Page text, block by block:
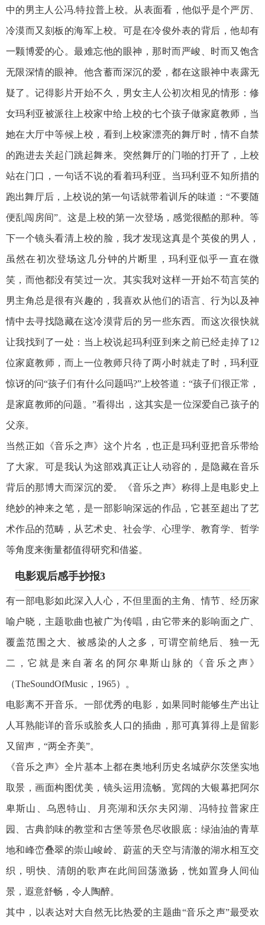
中的男主人公冯.特拉普上校。从表面看，他似乎是个严厉、
冷漠而又刻板的海军上校。可是在冷俊外表的背后，他却有
一颗博爱的心。最难忘他的眼神，那时而严峻、时而又饱含
无限深情的眼神。他含蓄而深沉的爱，都在这眼神中表露无
疑了。记得影片开始不久，男女主人公初次相见的情形：修
女玛利亚被派往上校家中给上校的七个孩子做家庭教师，当
她在大厅中等候上校，看到上校家漂亮的舞厅时，情不自禁
的跑进去关起门跳起舞来。突然舞厅的门啪的打开了，上校
站在门口，一句话不说的看着玛利亚。当玛利亚不知所措的
跑出舞厅后，上校说的第一句话就带着训斥的味道：“不要随
便乱闯房间”。这是上校的第一次登场，感觉很酷的那种。等
下一个镜头看清上校的脸，我才发现这真是个英俊的男人，
虽然在初次登场这几分钟的片断里，玛利亚似乎一直在微
笑，而他都没有笑过一次。其实我对这样一开始不苟言笑的
男主角总是很有兴趣的，我喜欢从他们的语言、行为以及神
情中去寻找隐藏在这冷漠背后的另一些东西。而这次很快就
让我找到了一处：当上校说起玛利亚到来之前已经走掉了12
位家庭教师，而上一位教师只待了两小时就走了时，玛利亚
惊讶的问“孩子们有什么问题吗?”上校答道：“孩子们很正常，
是家庭教师的问题。”看得出，这其实是一位深爱自己孩子的
父亲。
当然正如《音乐之声》这个片名，也正是玛利亚把音乐带给
了大家。可是我认为这部戏真正让人动容的，是隐藏在音乐
背后的那博大而深沉的爱。《音乐之声》称得上是电影史上
绝妙的神来之笔，是一部影响深远的作品，它甚至超出了艺
术作品的范畴，从艺术史、社会学、心理学、教育学、哲学
等角度来衡量都值得研究和借鉴。
电影观后感手抄报3
有一部电影如此深入人心，不但里面的主角、情节、经历家
喻户晓，主题歌曲也被广为传唱，由它带来的影响面之广、
覆盖范围之大、被感染的人之多，可谓空前绝后、独一无
二，它就是来自著名的阿尔卑斯山脉的《音乐之声》
（TheSoundOfMusic，1965）。
电影离不开音乐。一部优秀的电影，如果同时能够生产出让
人耳熟能详的音乐或脍炙人口的插曲，那可真算得上是留影
又留声，“两全齐美”。
《音乐之声》全片基本上都在奥地利历史名城萨尔茨堡实地
取景，画面构图优美，镜头运用流畅。宽阔的大银幕把阿尔
卑斯山、乌恩特山、月亮湖和沃尔夫冈湖、冯特拉普家庄
园、古典韵味的教堂和古堡等景色尽收眼底：绿油油的青草
地和峰峦叠翠的崇山峻岭、蔚蓝的天空与清澈的湖水相互交
织，明快、清朗的歌声在此间回荡激扬，恍如置身人间仙
景，遐意舒畅，令人陶醉。
其中，以表达对大自然无比热爱的主题曲“音乐之声”最受欢